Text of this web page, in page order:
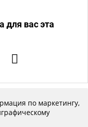
для вас эта
по маркетингу,